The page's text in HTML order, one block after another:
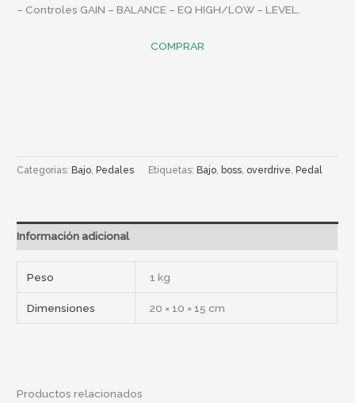
– Controles GAIN – BALANCE – EQ HIGH/LOW – LEVEL.
COMPRAR
Categorías:Bajo ,Pedales Etiquetas:Bajo ,boss overdrive ,Pedal
Información adicional
Peso 1 kg
Dimensiones 20 × 10 × 15 cm
Productos relacionados